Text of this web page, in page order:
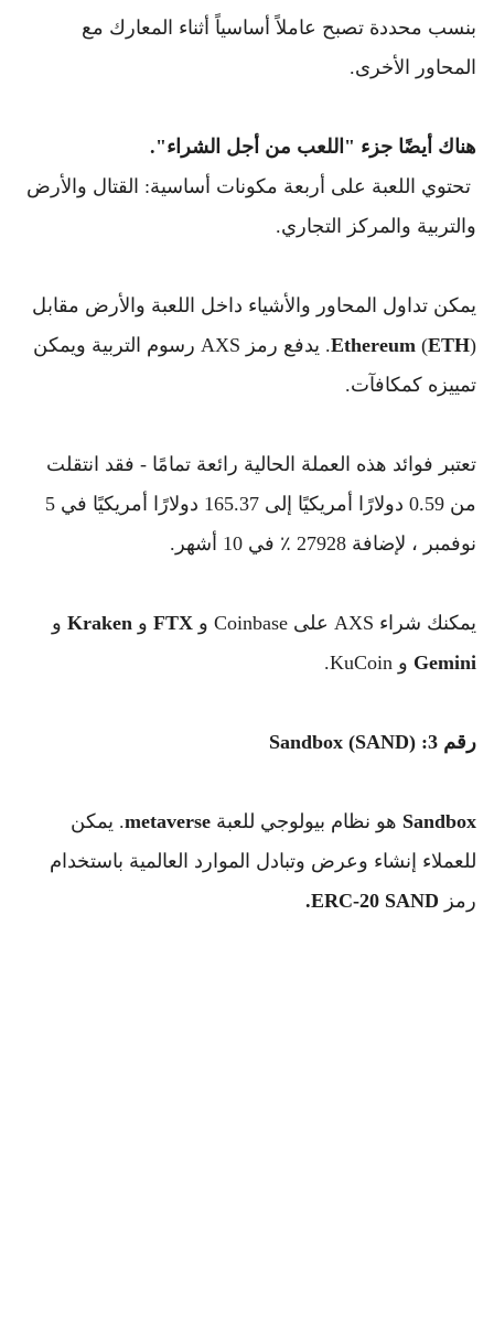
المحاور الأخرى.
هناك أيضًا جزء "اللعب من أجل الشراء".
والتربية والمركز التجاري.
يمكن تداول المحاور والأشياء داخل اللعبة والأرض مقابل
Ethereum (ETH).
تمييزه كمكافآت.
نوفمبر ، لإضافة 27928 ٪ في 10 أشهر.
يمكنك شراء AXS على Coinbase و FTX و Kraken و
Gemini و KuCoin.
رقم 3: Sandbox (SAND)
Sandbox هو نظام بيولوجي للعبة metaverse
.
رمز ERC-20 SAND.